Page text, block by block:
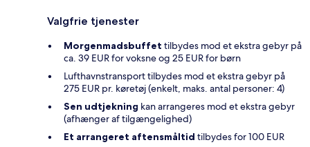
Valgfrie tjenester
Morgenmadsbuffet tilbydes mod et ekstra gebyr på
ca. 39 EUR for voksne og 25 EUR for børn
Lufthavnstransport tilbydes mod et ekstra gebyr på
275 EUR pr. køretøj (enkelt, maks. antal personer: 4)
Sen udtjekning kan arrangeres mod et ekstra gebyr
(afhænger af tilgængelighed)
Et arrangeret aftensmåltid tilbydes for 100 EUR